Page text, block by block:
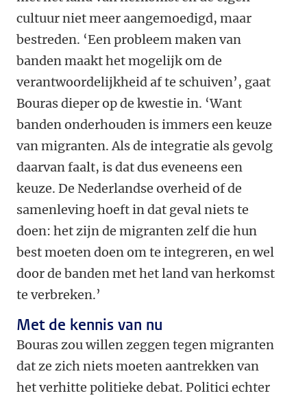
cultuur niet meer aangemoedigd, maar
bestreden. ‘Een probleem maken van
banden maakt het mogelijk om de
verantwoordelijkheid af te schuiven’, gaat
Bouras dieper op de kwestie in. ‘Want
banden onderhouden is immers een keuze
van migranten. Als de integratie als gevolg
daarvan faalt, is dat dus eveneens een
keuze. De Nederlandse overheid of de
samenleving hoeft in dat geval niets te
doen: het zijn de migranten zelf die hun
best moeten doen om te integreren, en wel
door de banden met het land van herkomst
te verbreken.’
Met de kennis van nu
Bouras zou willen zeggen tegen migranten
dat ze zich niets moeten aantrekken van
het verhitte politieke debat. Politici echter